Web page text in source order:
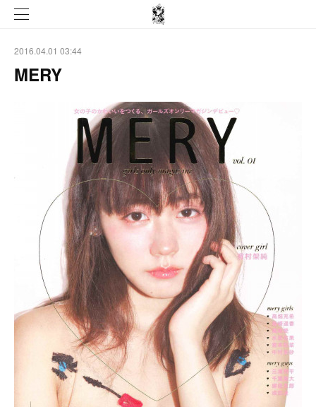
2016.04.01 03:44
MERY